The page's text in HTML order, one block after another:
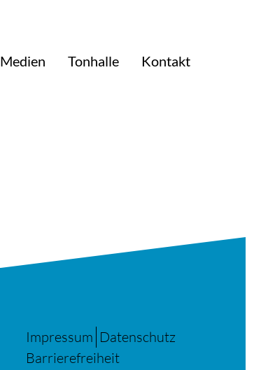
Medien Tonhalle
Kontakt
Impressum Datenschutz
Barrierefreiheit